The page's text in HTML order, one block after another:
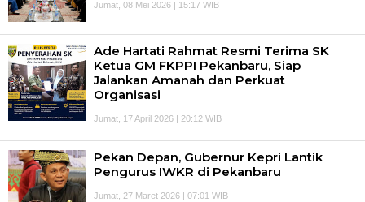
Jumat, 08 Mei 2026 | 15:17 WIB
Ade Hartati Rahmat Resmi Terima SK
Ketua GM FKPPI Pekanbaru, Siap
Jalankan Amanah dan Perkuat
Organisasi
Jumat, 17 April 2026 | 20:12 WIB
Pekan Depan, Gubernur Kepri Lantik
Pengurus IWKR di Pekanbaru
Jumat, 27 Maret 2026 | 07:01 WIB